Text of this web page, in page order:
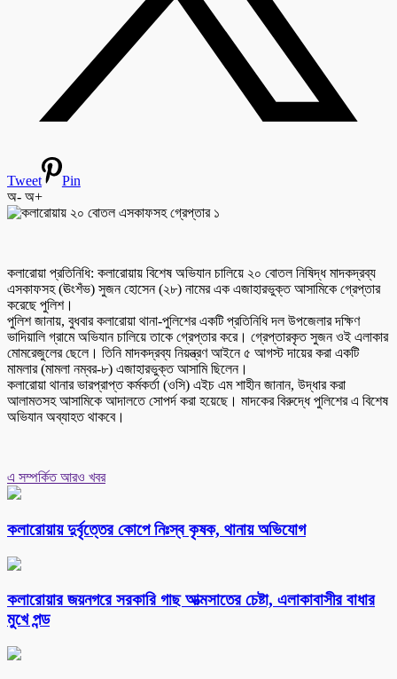
Tweet
Pin
অ- অ+
কলারোয়া প্রতিনিধি: কলারোয়ায় বিশেষ অভিযান চালিয়ে ২০ বোতল নিষিদ্ধ মাদকদ্রব্য
এসকাফসহ (ঊংশঁভ) সুজন হোসেন (২৮) নামের এক এজাহারভুক্ত আসামিকে গ্রেপ্তার
করেছে পুলিশ।
পুলিশ জানায়, বুধবার কলারোয়া থানা-পুলিশের একটি প্রতিনিধি দল উপজেলার দক্ষিণ
ভাদিয়ালি গ্রামে অভিযান চালিয়ে তাকে গ্রেপ্তার করে। গ্রেপ্তারকৃত সুজন ওই এলাকার
মোমরেজুলের ছেলে। তিনি মাদকদ্রব্য নিয়ন্ত্রণ আইনে ৫ আগস্ট দায়ের করা একটি
মামলার (মামলা নম্বর-৮) এজাহারভুক্ত আসামি ছিলেন।
কলারোয়া থানার ভারপ্রাপ্ত কর্মকর্তা (ওসি) এইচ এম শাহীন জানান, উদ্ধার করা
আলামতসহ আসামিকে আদালতে সোপর্দ করা হয়েছে। মাদকের বিরুদ্ধে পুলিশের এ বিশেষ
অভিযান অব্যাহত থাকবে।
এ সম্পর্কিত আরও খবর
কলারোয়ায় দুর্বৃত্তের কোপে নিঃস্ব কৃষক, থানায় অভিযোগ
কলারোয়ার জয়নগরে সরকারি গাছ আত্মসাতের চেষ্টা, এলাকাবাসীর বাধার
মুখে পন্ড